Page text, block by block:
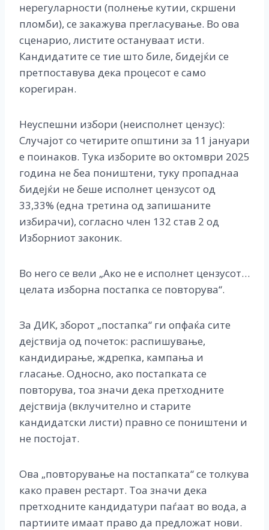
нерегуларности (полнeње кутии, скршени
пломби), се закажува прегласување. Во ова
сценарио, листите остануваат исти.
Кандидатите се тие што биле, бидејќи се
претпоставува дека процесот е само
корегиран.
Неуспешни избори (неисполнет цензус):
Случајот со четирите општини за 11 јануари
е поинаков. Тука изборите во октомври 2025
година не беа поништени, туку пропаднаа
бидејќи не беше исполнет цензусот од
33,33% (една третина од запишаните
избирачи), согласно член 132 став 2 од
Изборниот законик.
Во него се вели „Ако не е исполнет цензусот…
целата изборна постапка се повторува“.
За ДИК, зборот „постапка“ ги опфаќа сите
дејствија од почеток: распишување,
кандидирање, ждрепка, кампања и
гласање. Односно, ако постапката се
повторува, тоа значи дека претходните
дејствија (вклучително и старите
кандидатски листи) правно се поништени и
не постојат.
Ова „повторување на постапката“ се толкува
како правен рестарт. Тоа значи дека
претходните кандидатури паѓаат во вода, а
партиите имаат право да предложат нови.